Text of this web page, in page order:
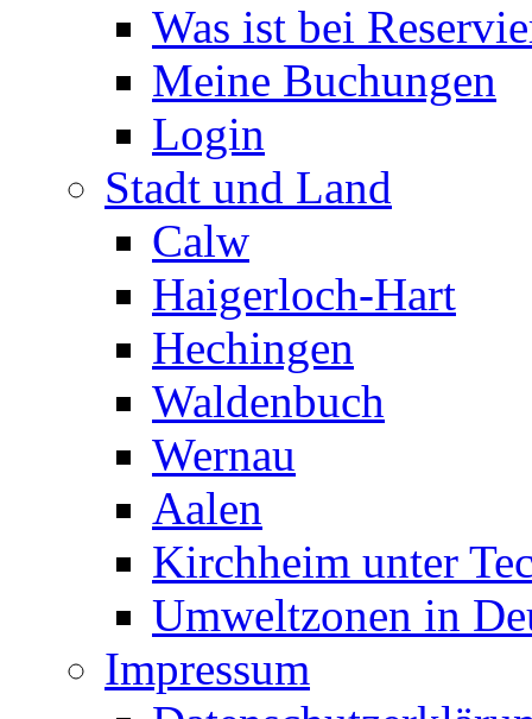
Was ist bei
Meine Buchungen
Login
Stadt und Land
Calw
Haigerloch-Hart
Hechingen
Waldenbuch
Wernau
Aalen
Kirchheim unter
Umweltzonen in
Impressum